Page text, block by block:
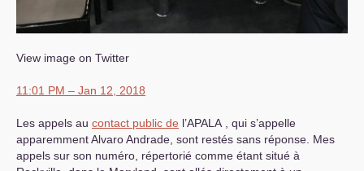
View image on Twitter
11:01 PM – Jan 12, 2018
Les appels au contact public de l’APALA , qui s’appelle
apparemment Alvaro Andrade, sont restés sans réponse. Mes
appels sur son numéro, répertorié comme étant situé à